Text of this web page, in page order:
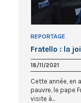
REPORTAGE
Fratello : la
18/11/2021
Cette année, en
pauvre, le pape
visite à...